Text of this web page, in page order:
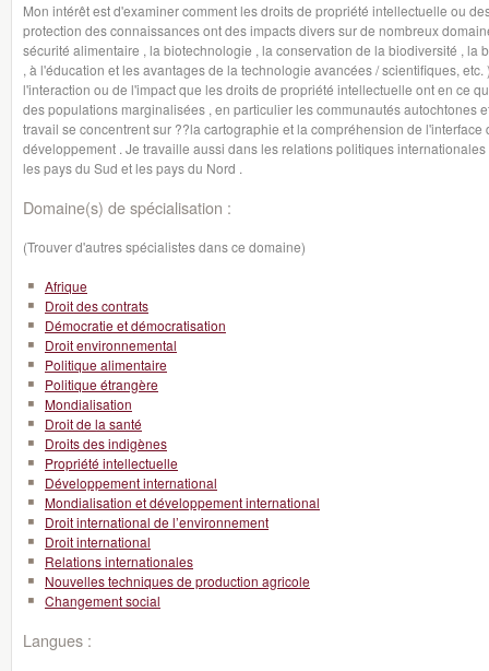
Mon intérêt est d'examiner comment les droits de propriété intellectuelle ou
protection des connaissances ont des impacts divers sur de nombreux
sécurité alimentaire , la biotechnologie , la conservation de la biodiversité , la
, à l'éducation et les avantages de la technologie avancées / scientifiques,
l'interaction ou de l'impact que les droits de propriété intellectuelle ont en ce
des populations marginalisées , en particulier les communautés autochtones
travail se concentrent sur ??la cartographie et la compréhension de
développement . Je travaille aussi dans les relations politiques
les pays du Sud et les pays du Nord .
Domaine(s) de spécialisation :
(Trouver d'autres spécialistes dans ce domaine)
Afrique
Droit des contrats
Démocratie et démocratisation
Droit environnemental
Politique alimentaire
Politique étrangère
Mondialisation
Droit de la santé
Droits des indigènes
Propriété intellectuelle
Développement international
Mondialisation et développement international
Droit international de l’environnement
Droit international
Relations internationales
Nouvelles techniques de production agricole
Changement social
Langues :